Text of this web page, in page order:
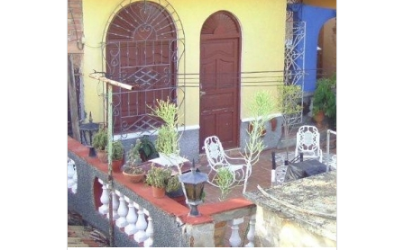
Varadero
Cienfuegos
Trinidad
Otras Ciudades
Otros Servicios